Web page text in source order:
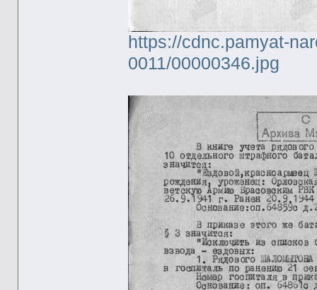
https://cdnc.pamyat-
0011/00000346.jpg